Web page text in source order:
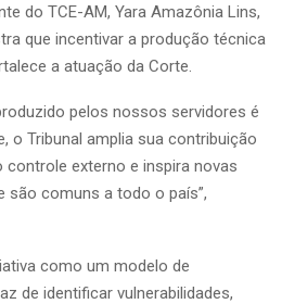
do TCE-AM, Yara Amazônia Lins,
que incentivar a produção técnica
a atuação da Corte.
pelos nossos servidores é
o Tribunal amplia sua contribuição
externo e inspira novas
são comuns a todo o país”,
como um modelo de
de identificar vulnerabilidades,